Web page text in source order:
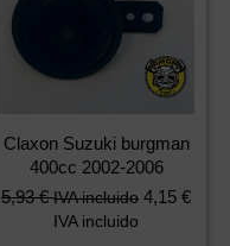
Claxon Suzuki burgman
400cc 2002-2006
5,93€ IVA incluido 4,15 €
IVA incluido